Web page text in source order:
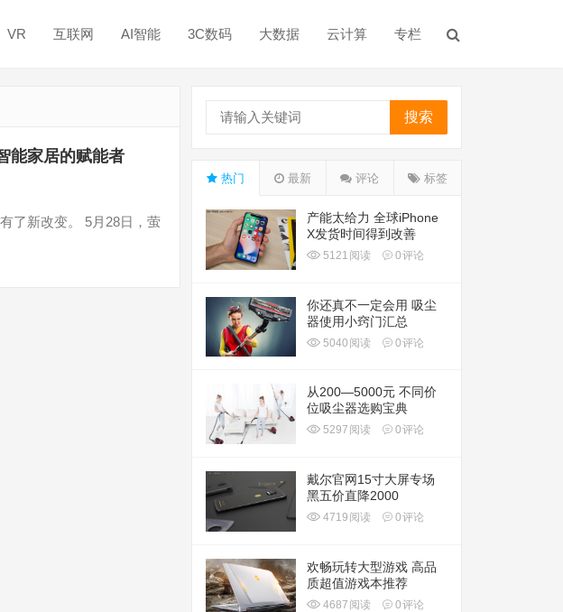
VR 互联网 AI智能 3C数码 大数据 云计算 专栏
能家居的赋能者
了新改变。 5月28日，萤
搜索
热门 最新 评论 标签
产能太给力 全球iPhone
X发货时间得到改善
5121 阅读 0评论
你还真不一定会用 吸尘
器使用小窍门汇总
5040 阅读 0评论
从200—5000元 不同价
位吸尘器选购宝典
5297 阅读 0评论
戴尔官网15寸大屏专场
黑五价直降2000
4719 阅读 0评论
欢畅玩转大型游戏 高品
质超值游戏本推荐
4687 阅读 0评论